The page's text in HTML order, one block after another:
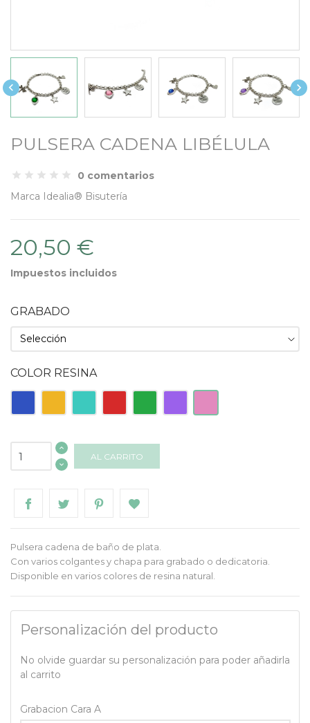
 
PULSERA CADENA LIBÉLULA
0 comentarios
Marca Idealia® Bisutería
20,50 €
Impuestos incluidos
GRABADO
COLOR RESINA
Naranja TurquesaRoja Verde Morado
AL CARRITO
Pulsera cadena de baño de plata.
Con varios colgantes y chapa para grabado o dedicatoria.
Disponible en varios colores de resina natural.
Personalización del producto
No olvide guardar su personalización para poder añadirla
al carrito
Grabacion Cara A